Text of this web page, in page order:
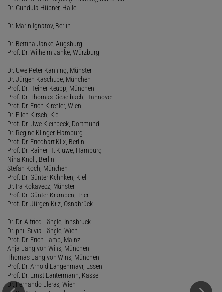
Dr. Gundula Hübner, Halle
Dr. Marin Ignatov, Berlin
Dr. Bettina Janke, Augsburg
Prof. Dr. Wilhelm Janke, Würzburg
Dr. Uwe Peter Kanning, Münster
Dr. Jürgen Kaschube, München
Prof. Dr. Heiner Keupp, München
Prof. Dr. Thomas Kieselbach, Hannover
Prof. Dr. Erich Kirchler, Wien
Dr. Ellen Kirsch, Kiel
Prof. Dr. Uwe Kleinbeck, Dortmund
Dr. Regine Klinger, Hamburg
Prof. Dr. Friedhart Klix, Berlin
Prof. Dr. Rainer H. Kluwe, Hamburg
Nina Knoll, Berlin
Stefan Koch, München
Prof. Dr. Günter Köhnken, Kiel
Dr. Ira Kokavecz, Münster
Prof. Dr. Günter Krampen, Trier
Prof. Dr. Jürgen Kriz, Osnabrück
Dr. Dr. Alfried Längle, Innsbruck
Dr. phil Silvia Längle, Wien
Prof. Dr. Erich Lamp, Mainz
Anja Lang von Wins, München
Thomas Lang von Wins, München
Prof. Dr. Arnold Langenmayr, Essen
Prof. Dr. Ernst Lantermann, Kassel
Dr. Fernando Lleras, Wien